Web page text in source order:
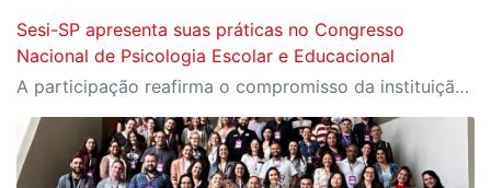
Sesi-SP apresenta suas práticas no Congresso
Nacional de Psicologia Escolar e Educacional
A participação reafirma o compromisso da instituição com a área como uma ferramenta essencial para a transformação social